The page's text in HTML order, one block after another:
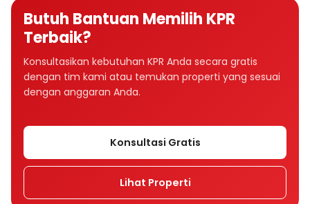
Butuh Bantuan Memilih KPR
Terbaik?
Konsultasikan kebutuhan KPR Anda secara gratis
dengan tim kami atau temukan properti yang sesuai
dengan anggaran Anda.
Konsultasi Gratis
Lihat Properti